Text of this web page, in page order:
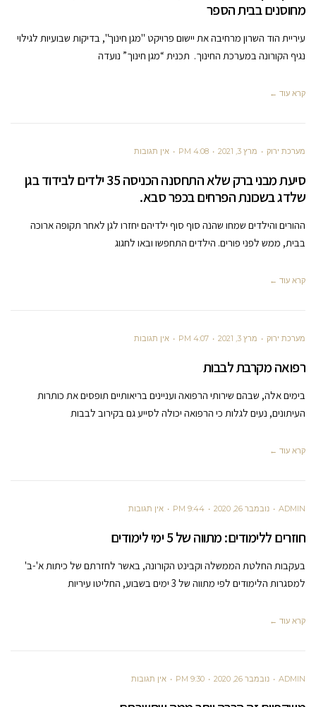
מחוסנים בבית הספר
עיריית הוד השרון מרחיבה את יישום פרויקט "מגן חינוך", בדיקות שבועיות לגילוי
נגיף הקורונה במערכת החינוך. תכנית “מגן חינוך” נועדה
קרא עוד ←
מערכת ירוק מרץ 3, 2021 4:08 PM אין תגובות
סיעת מבני ברק שלא התחסנה הכניסה 35 ילדים לבידוד בגן
שלדג בשכונת הפרחים בכפר סבא.
ההורים והילדים שמחו שהנה סוף סוף ילדיהם יחזרו לגן לאחר תקופה ארוכה
בבית, ממש לפני פורים. הילדים התחפשו ובאו לחגוג
קרא עוד ←
מערכת ירוק מרץ 3, 2021 4:07 PM אין תגובות
רפואה מקרבת לבבות
בימים אלה, שבהם שירותי הרפואה ועניינים בריאותיים תופסים את כותרות
העיתונים, נעים לגלות כי הרפואה יכולה לסייע גם בקירוב לבבות
קרא עוד ←
ADMIN נובמבר 26, 2020 9:44 PM אין תגובות
חוזרים ללימודים: מתווה של 5 ימי לימודים
בעקבות החלטת הממשלה וקבינט הקורונה, באשר לחזרתם של כיתות א'-ב'
למסגרות הלימודים לפי מתווה של 3 ימים בשבוע, החליטו עיריות
קרא עוד ←
ADMIN נובמבר 26, 2020 9:30 PM אין תגובות